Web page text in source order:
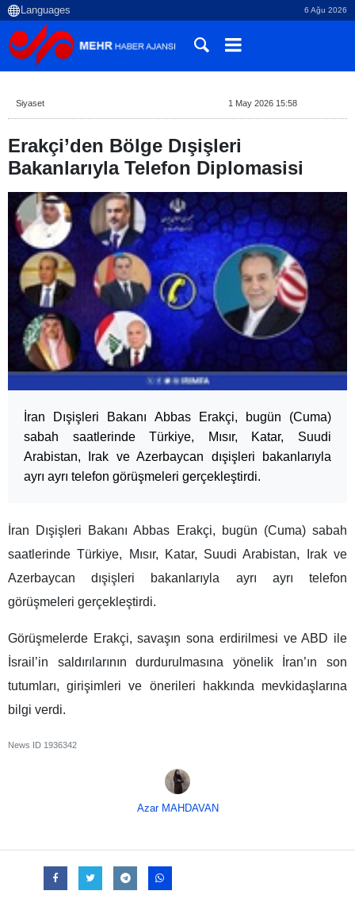
6 Ağu 2026
Siyaset 1 May 2026 15:58
Erakçi’den Bölge Dışişleri
Bakanlarıyla Telefon Diplomasisi
İran Dışişleri Bakanı Abbas Erakçi, bugün (Cuma)
sabah saatlerinde Türkiye, Mısır, Katar, Suudi
Arabistan, Irak ve Azerbaycan dışişleri bakanlarıyla
ayrı ayrı telefon görüşmeleri gerçekleştirdi.
İran Dışişleri Bakanı Abbas Erakçi, bugün (Cuma) sabah
saatlerinde Türkiye, Mısır, Katar, Suudi Arabistan, Irak ve
Azerbaycan dışişleri bakanlarıyla ayrı ayrı telefon
görüşmeleri gerçekleştirdi.
Görüşmelerde Erakçi, savaşın sona erdirilmesi ve ABD ile
İsrail’in saldırılarının durdurulmasına yönelik İran’ın son
tutumları, girişimleri ve önerileri hakkında mevkidaşlarına
bilgi verdi.
News ID 1936342
Azar MAHDAVAN